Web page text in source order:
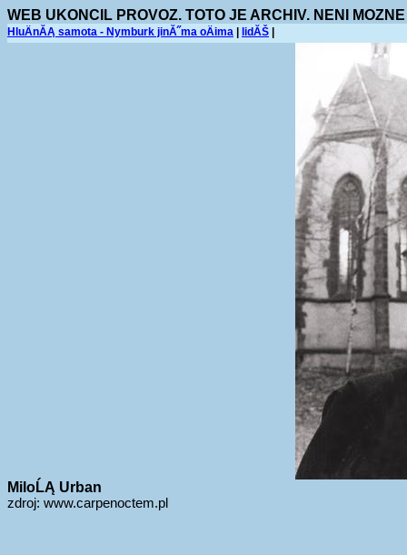
WEB UKONCIL PROVOZ. TOTO JE ARCHIV. NENI
HluÄnĂĄ samota - Nymburk jinĂ˝ma oÄima lidĂŠ
MiloĹĄ Urban
zdroj: www.carpenoctem.pl